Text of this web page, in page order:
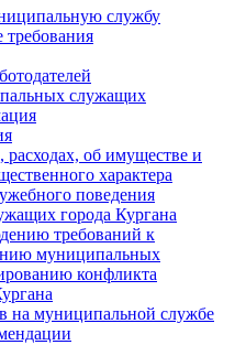
службу
служащих
расходах, об имуществе и
характера
поведения
города Кургана
требований к
муниципальных
конфликта
на муниципальной службе